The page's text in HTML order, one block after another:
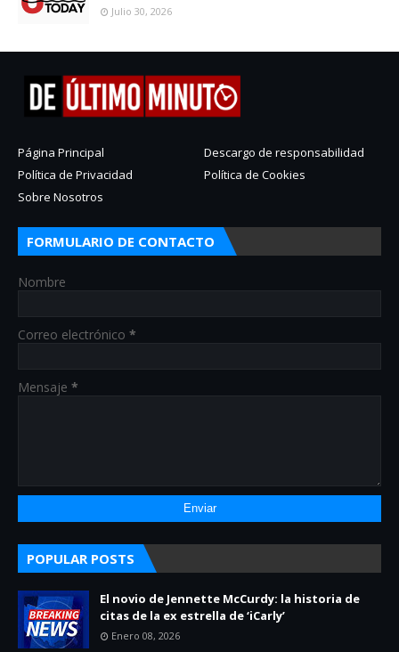
Julio 30, 2026
Página Principal
Descargo de responsabilidad
Política de Privacidad
Política de Cookies
Sobre Nosotros
FORMULARIO DE CONTACTO
Nombre
Correo electrónico *
Mensaje *
POPULAR POSTS
El novio de Jennette McCurdy: la historia de
citas de la ex estrella de ‘iCarly’
Enero 08, 2026